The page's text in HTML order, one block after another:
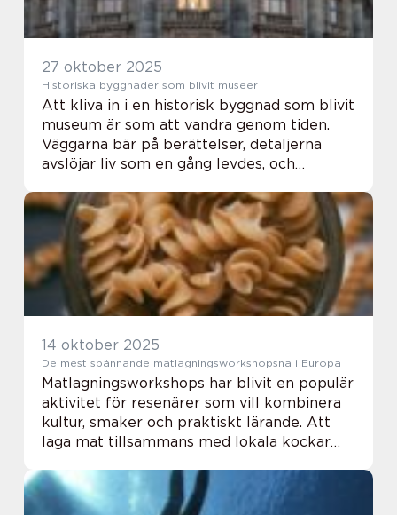
27 oktober 2025
Historiska byggnader som blivit museer
Att kliva in i en historisk byggnad som blivit
museum är som att vandra genom tiden.
Väggarna bär på berättelser, detaljerna
avslöjar liv som en gång levdes, och
Nä...
14 oktober 2025
De mest spännande matlagningsworkshopsna i Europa
Matlagningsworkshops har blivit en populär
aktivitet för resenärer som vill kombinera
kultur, smaker och praktiskt lärande. Att
laga mat tillsammans med lokala kockar
traditionella re...